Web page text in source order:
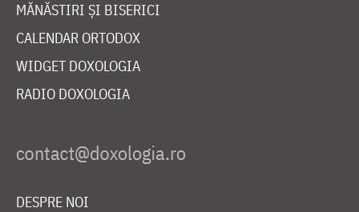
MĂNĂSTIRI ȘI BISERICI
CALENDAR ORTODOX
WIDGET DOXOLOGIA
RADIO DOXOLOGIA
DESPRE NOI